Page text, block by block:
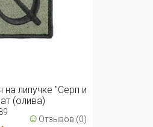
на липучке "Серп и
(олива)
☺ Отзывов (0)